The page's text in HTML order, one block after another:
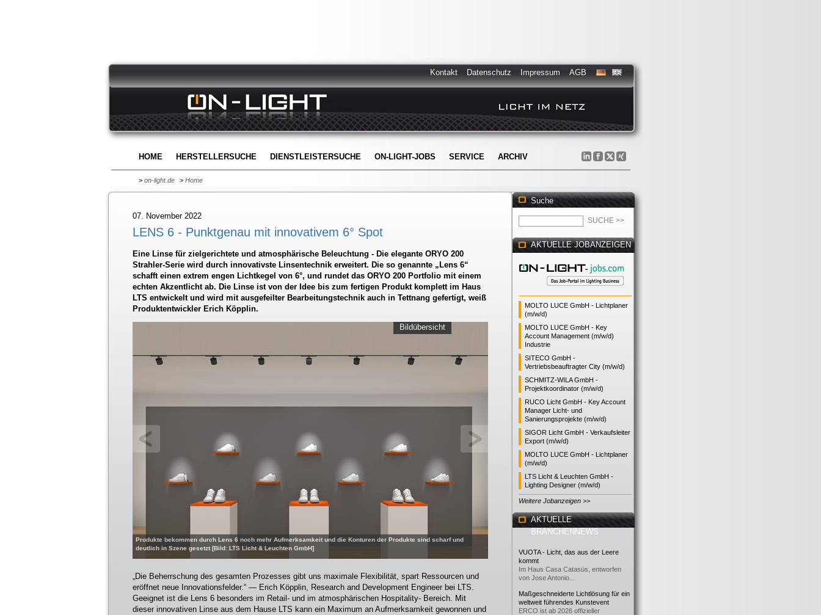
Kontakt Datenschutz Impressum AGB
HOME HERSTELLERSUCHE DIENSTLEISTERSUCHE ON-LIGHT-JOBS SERVICE ARCHIV
> on-light.de > Home
07. November 2022
LENS 6 - Punktgenau mit innovativem 6° Spot
Eine Linse für zielgerichtete und atmosphärische Beleuchtung - Die elegante ORYO 200
Strahler-Serie wird durch innovativste Linsentechnik erweitert. Die so genannte „Lens 6“
schafft einen extrem engen Lichtkegel von 6°, und rundet das ORYO 200 Portfolio mit einem
echten Akzentlicht ab. Die Linse ist von der Idee bis zum fertigen Produkt komplett im Haus
LTS entwickelt und wird mit ausgefeilter Bearbeitungstechnik auch in Tettnang gefertigt, weiß
Produktentwickler Erich Köpplin.
Produkte bekommen durch Lens 6 noch mehr Aufmerksamkeit und die Konturen der Produkte sind scharf und
deutlich in Szene gesetzt [Bild: LTS Licht & Leuchten GmbH]
Bildübersicht
„Die Beherrschung des gesamten Prozesses gibt uns maximale Flexibilität, spart Ressourcen und
eröffnet neue Innovationsfelder.“ — Erich Köpplin, Research and Development Engineer bei LTS.
Geeignet ist die Lens 6 besonders im Retail- und im atmosphärischen Hospitality- Bereich. Mit
dieser innovativen Linse aus dem Hause LTS kann ein Maximum an Aufmerksamkeit gewonnen und
Suche
AKTUELLE JOBANZEIGEN
MOLTO LUCE GmbH - Lichtplaner
(m/w/d)
MOLTO LUCE GmbH - Key
Account Management (m/w/d)
Industrie
SITECO GmbH -
Vertriebsbeauftragter City (m/w/d)
SCHMITZ-WILA GmbH -
Projektkoordinator (m/w/d)
RUCO Licht GmbH - Key Account
Manager Licht- und
Sanierungsprojekte (m/w/d)
SIGOR Licht GmbH - Verkaufsleiter
Export (m/w/d)
MOLTO LUCE GmbH - Lichtplaner
(m/w/d)
LTS Licht & Leuchten GmbH -
Lighting Designer (m/w/d)
Weitere Jobanzeigen >>
AKTUELLE
BRANCHENNEWS
VUOTA - Licht, das aus der Leere
kommt
Im Haus Casa Catasüs, entworfen
von Jose Antonio...
Maßgeschneiderte Lichtlösung für ein
weltweit führendes Kunstevent
ERCO ist ab 2026 offizieller